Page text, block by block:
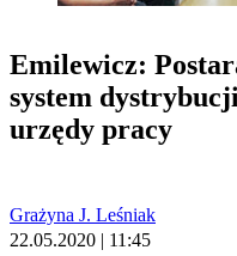
Emilewicz:
system
urzędy pracy
Grażyna J. Leśniak
22.05.2020 | 11:45